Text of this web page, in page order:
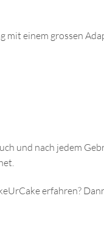
mit einem grossen
und nach jedem
erfahren?